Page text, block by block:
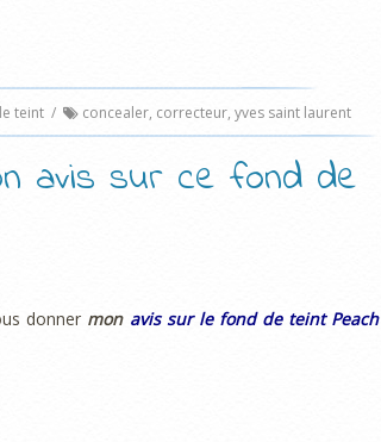
teint / concealer, correcteur, yves saint laurent
avis sur ce fond de
donner mon avis sur le fond de teint Peach